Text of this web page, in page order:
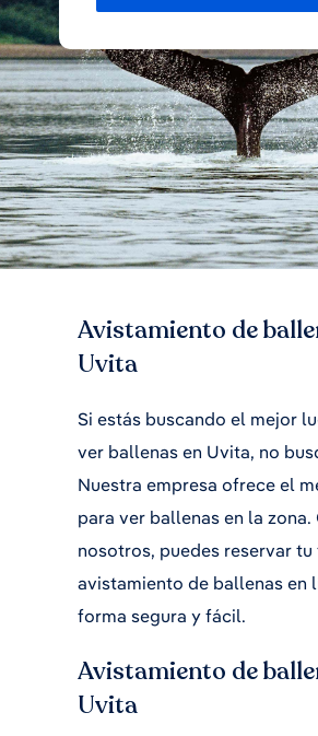
Avistamiento de
Uvita
Si estás buscando el mejor
ver ballenas en Uvita, no
Nuestra empresa ofrece el
para ver ballenas en la zona.
nosotros, puedes reservar
avistamiento de ballenas en
forma segura y fácil.
Avistamiento de
Uvita